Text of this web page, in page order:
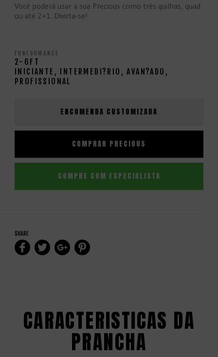
Você poderá usar a sua Precious como três quilhas, quad
ou até 2+1. Divirta-se!
FUNFORMANCE
2-6FT
INICIANTE, INTERMEDI?RIO, AVAN?ADO,
PROFISSIONAL
ENCOMENDA CUSTOMIZADA
COMPRAR PRECIOUS
COMPRE COM ESPECIALISTA
SHARE
CARACTERISTICAS DA
PRANCHA